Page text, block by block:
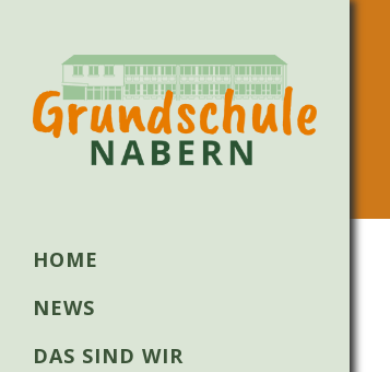
HOME
NEWS
DAS SIND WIR